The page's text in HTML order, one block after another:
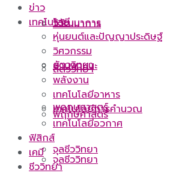
วิวัฒนาการ
สัตววิทยา
พฤกษศาสตร์
จุลชีววิทยา
วิวัฒนาการ
สัตววิทยา
พฤกษศาสตร์
จุลชีววิทยา
ข่าว
เทคโนโลยี
หุ่นยนต์และปัญญาประดิษฐ์
วิศวกรรม
ยานพาหนะ
พลังงาน
เทคโนโลยีอาหาร
เทคโนโลยีการคำนวณ
เทคโนโลยีอวกาศ
ฟิสิกส์
เคมี
ชีววิทยา